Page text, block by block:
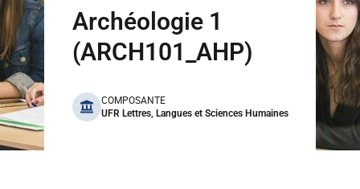
Archéologie 1
(ARCH101_AHP)
benefits
COMPOSANTE
UFR Lettres, Langues et Sciences Humaines